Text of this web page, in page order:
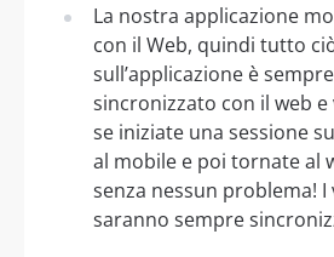
La nostra applicazione
con il Web, quindi tutto
sull’applicazione è
sincronizzato con il web e
se iniziate una sessione
al mobile e poi tornate al
senza nessun problema!
saranno sempre